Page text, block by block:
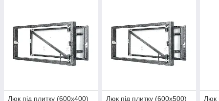
Люк під плитку (600х400)
Люк під плитку (600х500)
Люк